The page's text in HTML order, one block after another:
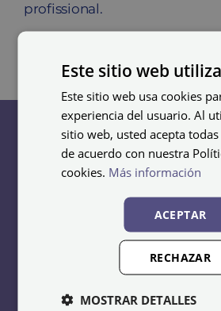
profissional.
Cacifos soldados
Taquillas acero
Este sitio web
Este sitio web usa cookies
experiencia del usuario. Al
sitio web, usted acepta
de acuerdo con nuestra
cookies. Más información
ACEPTAR
RECHAZAR
MOSTRAR DETALLES